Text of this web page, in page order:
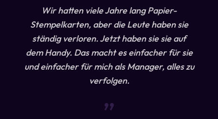
Wir hatten viele Jahre lang Papier-
Stempelkarten, aber die Leute haben sie
ständig verloren. Jetzt haben sie sie auf
dem Handy. Das macht es einfacher für sie
und einfacher für mich als Manager, alles zu
verfolgen.
“